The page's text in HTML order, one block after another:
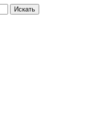
Искать